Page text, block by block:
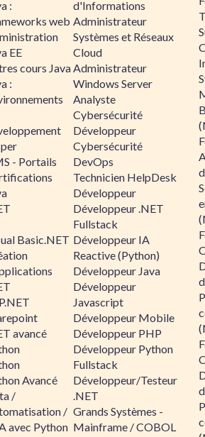
:
web
EE
cours Java
:
- Portails
Basic.NET
avancé
Avancé
/
/
avec Python
d'Informations
Administrateur
Systèmes et Réseaux
Cloud
Administrateur
Windows Server
Analyste
Cybersécurité
Développeur
Cybersécurité
DevOps
Technicien HelpDesk
Développeur
Développeur .NET
Fullstack
Développeur IA
Reactive (Python)
Développeur Java
Développeur
Javascript
Développeur Mobile
Développeur PHP
Développeur Python
Fullstack
Développeur/Testeur
.NET
Grands Systèmes -
Mainframe / COBOL